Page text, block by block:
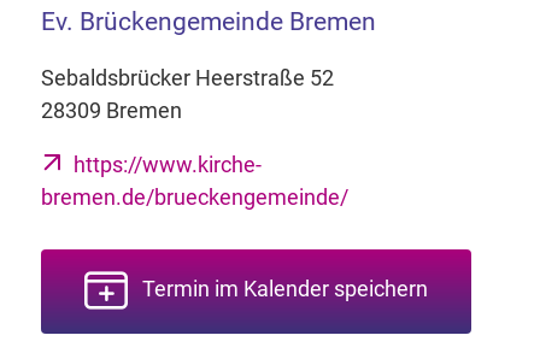
Ev. Brückengemeinde Bremen
Sebaldsbrücker Heerstraße 52
28309 Bremen
https://www.kirche-
bremen.de/brueckengemeinde/
Termin im Kalender speichern